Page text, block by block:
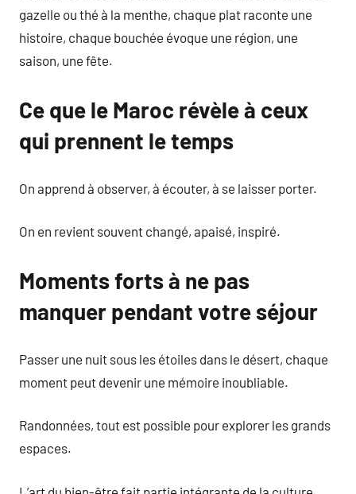
gazelle ou thé à la menthe, chaque plat raconte une
histoire, chaque bouchée évoque une région, une
saison, une fête.
Ce que le Maroc révèle à ceux
qui prennent le temps
On apprend à observer, à écouter, à se laisser porter.
On en revient souvent changé, apaisé, inspiré.
Moments forts à ne pas
manquer pendant votre séjour
Passer une nuit sous les étoiles dans le désert, chaque
moment peut devenir une mémoire inoubliable.
Randonnées, tout est possible pour explorer les grands
espaces.